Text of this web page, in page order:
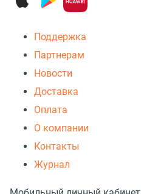
Поддержка
Партнерам
Новости
Доставка
Оплата
О компании
Контакты
Журнал